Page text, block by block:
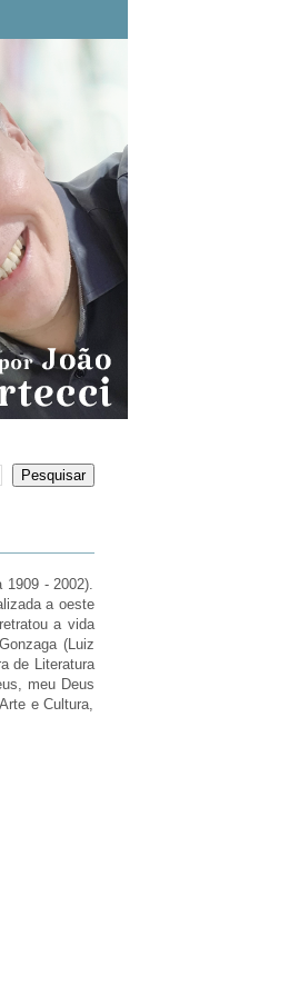
1909 - 2002).
a oeste
a vida
(Luiz
de Literatura
meu Deus
e Cultura,